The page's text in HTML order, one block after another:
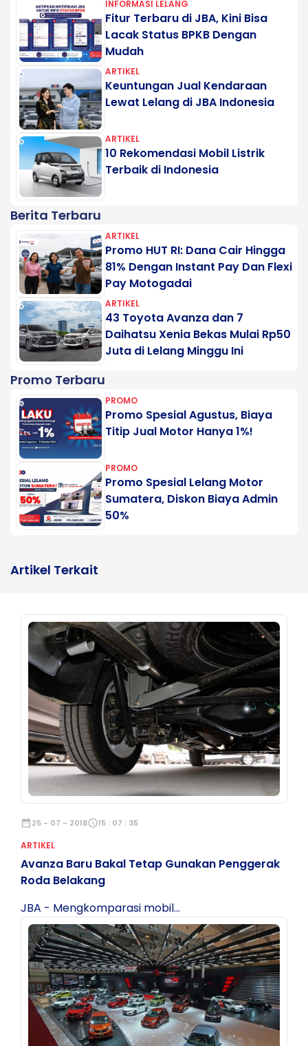
INFORMASI LELANG
Fitur Terbaru di JBA, Kini Bisa
Lacak Status BPKB Dengan
Mudah
ARTIKEL
Keuntungan Jual Kendaraan
Lewat Lelang di JBA Indonesia
ARTIKEL
10 Rekomendasi Mobil Listrik
Terbaik di Indonesia
Berita Terbaru
ARTIKEL
Promo HUT RI: Dana Cair Hingga
81% Dengan Instant Pay Dan Flexi
Pay Motogadai
ARTIKEL
43 Toyota Avanza dan 7
Daihatsu Xenia Bekas Mulai Rp50
Juta di Lelang Minggu Ini
Promo Terbaru
PROMO
Promo Spesial Agustus, Biaya
Titip Jual Motor Hanya 1%!
PROMO
Promo Spesial Lelang Motor
Sumatera, Diskon Biaya Admin
50%
Artikel Terkait
date_range25 - 07 - 2018schedule15 : 07 : 35
ARTIKEL
Avanza Baru Bakal Tetap Gunakan Penggerak
Roda Belakang
JBA - Mengkomparasi mobil...